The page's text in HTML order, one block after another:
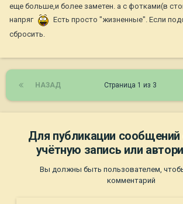
еще больше,и более заметен. а с фотками(в
напряг
Есть просто "жизненные". Если
сбросить.
НАЗАД Страница 1 из 3
Для публикации сообщений
учётную запись или
Вы должны быть пользователем,
комментарий